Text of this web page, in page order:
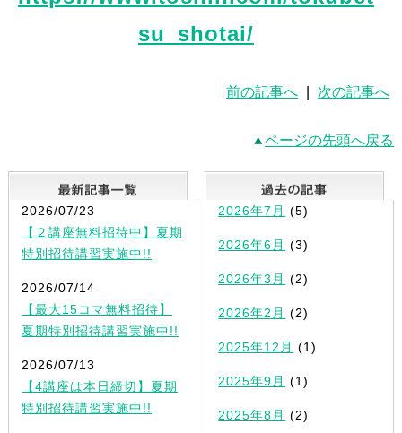
su_shotai/
前の記事へ 次の記事へ
ページの先頭へ戻る
最新記事一覧
2026/07/23
【２講座無料招待中】夏期
特別招待講習実施中!!
2026/07/14
【最大15コマ無料招待】
夏期特別招待講習実施中!!
2026/07/13
【4講座は本日締切】夏期
特別招待講習実施中!!
2026年7月 (5)
2026年6月 (3)
2026年3月 (2)
2026年2月 (2)
2025年12月 (1)
2025年9月 (1)
2025年8月 (2)